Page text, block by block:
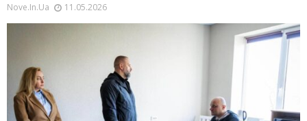
Nove.in.ua 11.05.2026